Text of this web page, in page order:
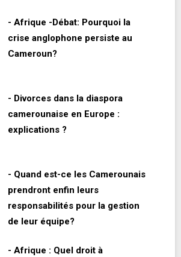
- Afrique -Débat: Pourquoi la
crise anglophone persiste au
Cameroun?
- Divorces dans la diaspora
camerounaise en Europe :
explications ?
- Quand est-ce les Camerounais
prendront enfin leurs
responsabilités pour la gestion
de leur équipe?
- Afrique : Quel droit à